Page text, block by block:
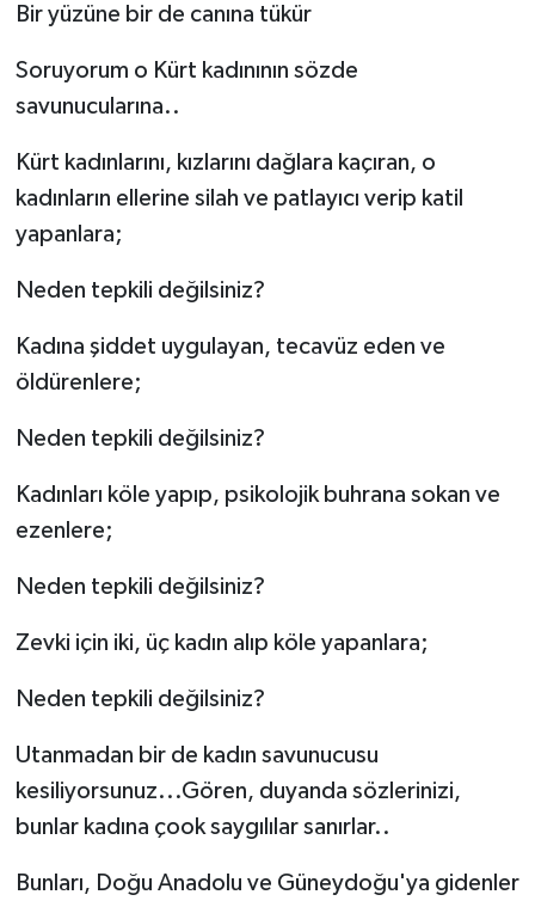
Bir yüzüne bir de canına tükür
Soruyorum o Kürt kadınının sözde
savunucularına..
Kürt kadınlarını, kızlarını dağlara kaçıran, o
kadınların ellerine silah ve patlayıcı verip katil
yapanlara;
Neden tepkili değilsiniz?
Kadına şiddet uygulayan, tecavüz eden ve
öldürenlere;
Neden tepkili değilsiniz?
Kadınları köle yapıp, psikolojik buhrana sokan ve
ezenlere;
Neden tepkili değilsiniz?
Zevki için iki, üç kadın alıp köle yapanlara;
Neden tepkili değilsiniz?
Utanmadan bir de kadın savunucusu
kesiliyorsunuz...Gören, duyanda sözlerinizi,
bunlar kadına çook saygılılar sanırlar..
Bunları, Doğu Anadolu ve Güneydoğu'ya gidenler